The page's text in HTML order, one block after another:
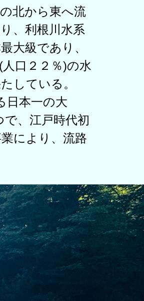
の北から東へ流
、利根川 水系
大級であり、
人口２２％)の水
している。
日本一の大
で、江戸時代初
により、流路